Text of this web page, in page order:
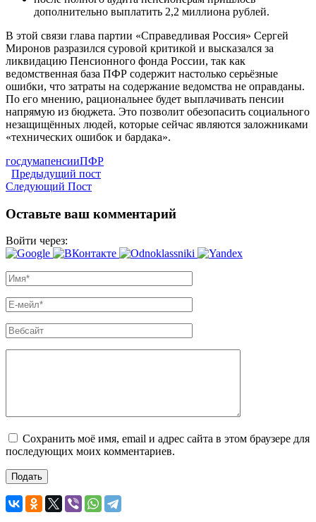
дополнительно выплатить 2,2 миллиона рублей.
В этой связи глава партии «Справедливая Россия» Сергей
Миронов разразился суровой критикой и высказался за
ликвидацию Пенсионного фонда России, так как
ведомственная база ПФР содержит настолько серьёзные
ошибки, что затраты на содержание ведомства не оправданы.
По его мнению, рациональнее будет выплачивать пенсии
напрямую из бюджета. Это позволит обезопасить социального
незащищённых людей, которые сейчас являются заложниками
«технических ошибок и бардака».
госдумапенсииПФР
Предыдущий пост
Следующий Пост
Оставьте ваш комментарий
Войти через:
Сохранить моё имя, email и адрес сайта в этом браузере для
последующих моих комментариев.